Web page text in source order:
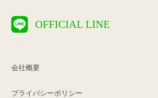
OFFICIAL LINE
会社概要
プライバシーポリシー